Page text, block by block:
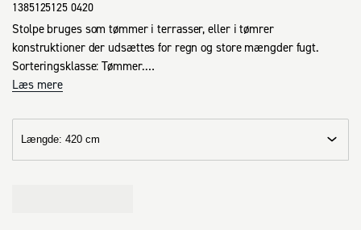
1385125125 0420
Stolpe bruges som tømmer i terrasser, eller i tømrer
konstruktioner der udsættes for regn og store mængder fugt.
Sorteringsklasse: Tømmer.
Tømmeret er trykimprægneret til at kunne jordnedgraves, og har
Læs mere
Længde: 420 cm